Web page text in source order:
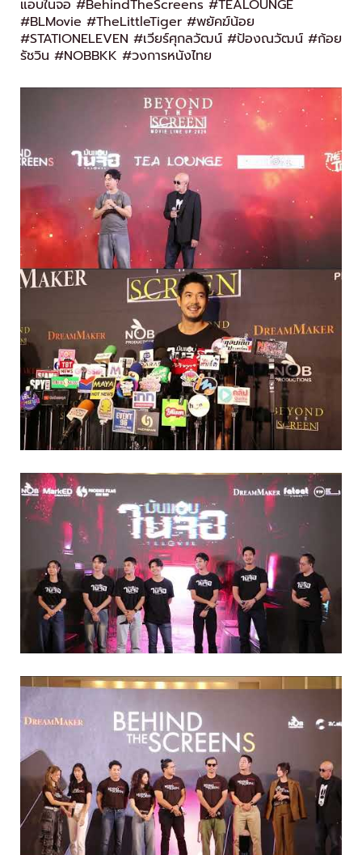
แอบในจอ #BehindTheScreens #TEALOUNGE
#BLMovie #TheLittleTiger #พยัคฆ์น้อย
#STATIONELEVEN #เวียร์ศุกลวัฒน์ #ป้องณวัฒน์ #ก้อย
รัชวิน #NOBBKK #วงการหนังไทย